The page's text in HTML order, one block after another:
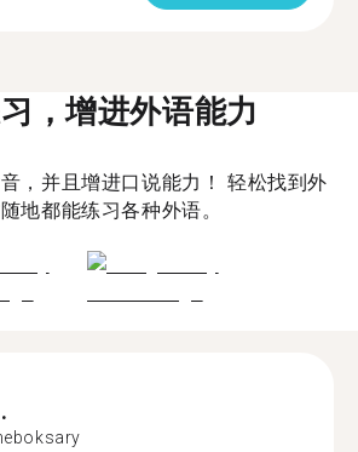
，增进外语能力
，并且增进口说能力！ 轻松找到外
地都能练习各种外语。